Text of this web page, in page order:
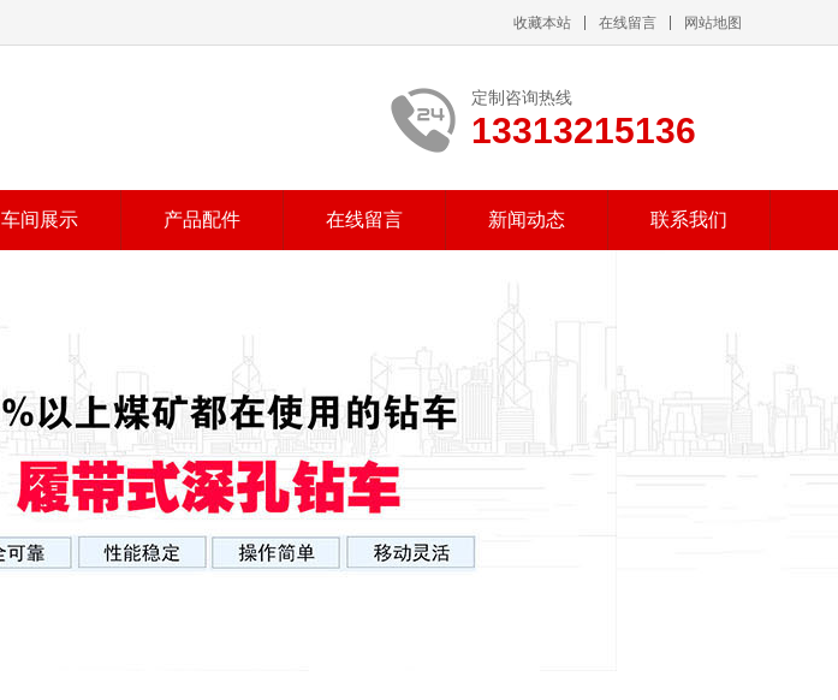
收藏本站 在线留言 网站地图
定制咨询热线
13313215136
车间展示 产品配件 在线留言 新闻动态 联系我们